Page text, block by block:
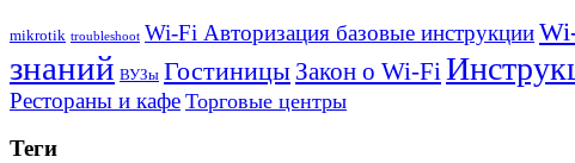
mikrotik troubleshoot Wi-Fi Авторизация базовые инструкции
знаний ВУЗы Гостиницы Закон о Wi-Fi
Рестораны и кафе Торговые центры
Теги